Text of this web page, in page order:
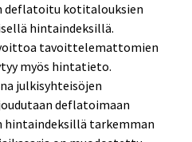
deflatoitu kotitalouksien
hintaindeksillä.
tavoittelemattomien
myös hintatieto.
julkisyhteisöjen
deflatoimaan
hintaindeksillä tarkemman